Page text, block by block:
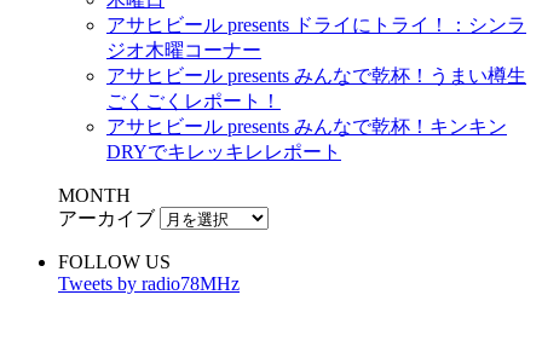
アサヒビール presents ドライにトライ！：シンラ
ジオ木曜コーナー
アサヒビール presents みんなで乾杯！うまい樽生
ごくごくレポート！
アサヒビール presents みんなで乾杯！キンキン
DRYでキレッキレレポート
MONTH
アーカイブ
FOLLOW US
Tweets by radio78MHz